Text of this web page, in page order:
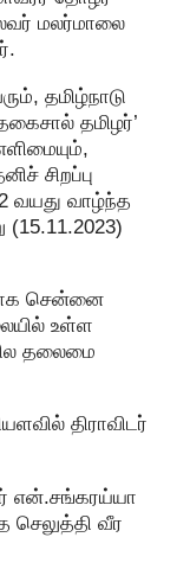
மலர்மாலை
தமிழ்நாடு
தமிழர்’
சிறப்பு
வாழ்ந்த
சென்னை
உள்ள
தலைமை
திராவிடர்
என்.சங்கரய்யா
செலுத்தி வீர